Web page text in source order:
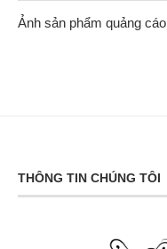
Ảnh sản phẩm quảng cáo
THÔNG TIN CHÚNG TÔI